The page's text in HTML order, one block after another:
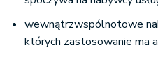
wewnątrzwspólnotowe
których zastosowanie ma